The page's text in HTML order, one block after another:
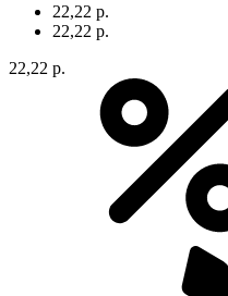
22,22 р.
22,22 р.
22,22 р.